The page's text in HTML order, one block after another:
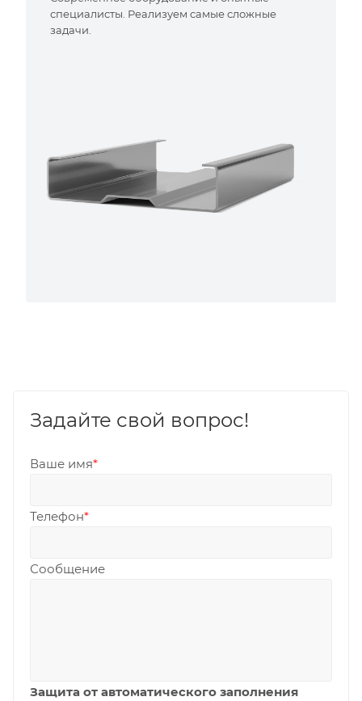
специалисты. Реализуем самые сложные
задачи.
Задайте свой вопрос!
Ваше имя*
Телефон*
Сообщение
Защита от автоматического заполнения